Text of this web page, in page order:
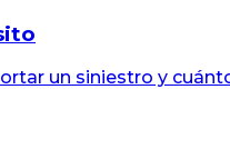
un siniestro y